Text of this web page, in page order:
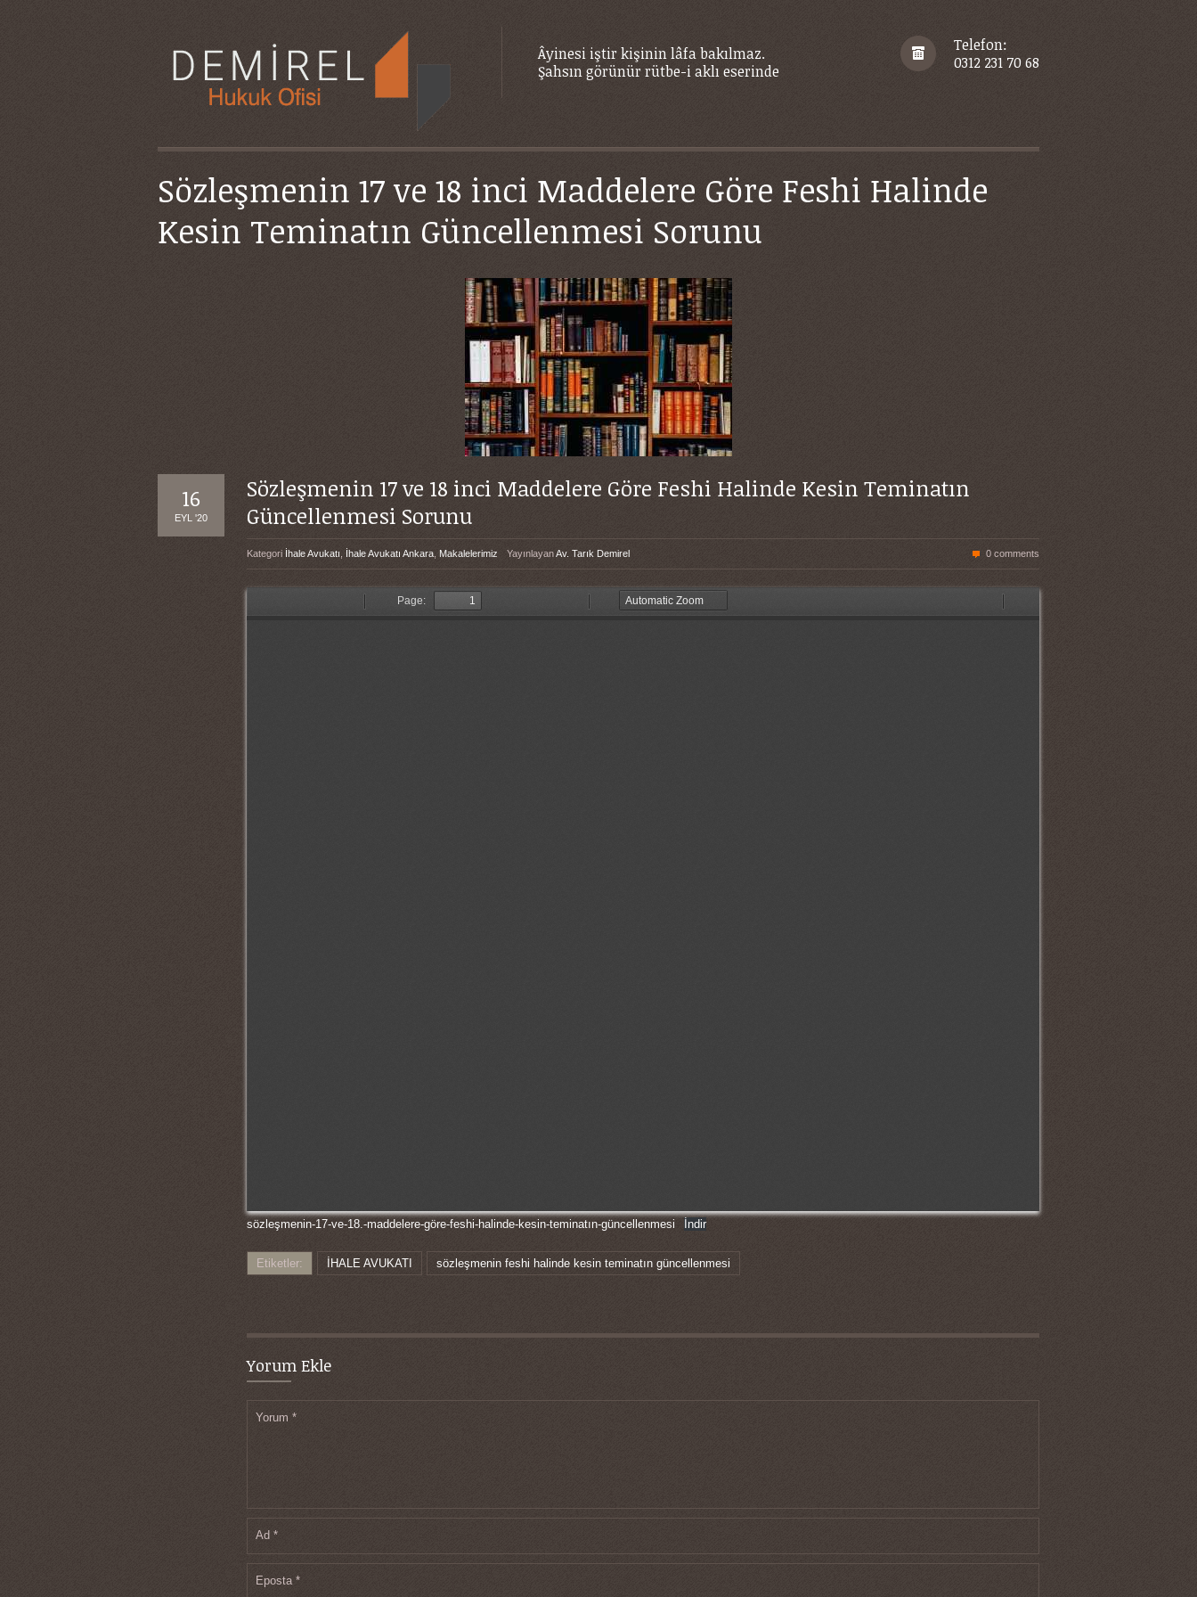
Âyinesi iştir kişinin lâfa bakılmaz.
Şahsın görünür rütbe-i aklı eserinde
Telefon:
0312 231 70 68
Sözleşmenin 17 ve 18 inci Maddelere Göre Feshi Halinde
Kesin Teminatın Güncellenmesi Sorunu
16
EYL '20
Sözleşmenin 17 ve 18 inci Maddelere Göre Feshi Halinde Kesin Teminatın
Güncellenmesi Sorunu
Kategori İhale Avukatı İhale Avukatı Ankara Makalelerimiz YayınlayanAv. Tarık Demirel 0 comments
sözleşmenin-17-ve-18.-maddelere-göre-feshi-halinde-kesin-teminatın-güncellenmesi İndir
Etiketler: İHALE AVUKATI sözleşmenin feshi halinde kesin teminatın güncellenmesi
Yorum Ekle
Yorum *
Ad *
Eposta *